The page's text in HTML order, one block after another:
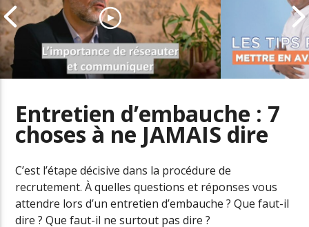
Comment entretenir son réseau
Entretien d’embauche : 7
choses à ne JAMAIS dire
C’est l’étape décisive dans la procédure de
recrutement. À quelles questions et réponses vous
attendre lors d’un entretien d’embauche ? Que faut-il
dire ? Que faut-il ne surtout pas dire ?